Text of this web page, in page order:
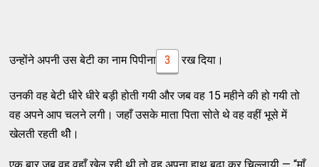
उन्होंने अपनी उस बेटी का नाम पिपीना 3 रख दिया।
उनकी वह बेटी धीरे धीरे बड़ी होती गयी और जब वह 15 महीने की हो गयी तो
वह अपने आप चलने लगी। जहाँ उसके माता पिता सोते थे वह वहीं भूसे में
खेलती रहती थीे।
एक बार जब वह वहाँ खेल रही थी तो वह अपना हाथ बढ़ा कर चिल्लायी — “माँ